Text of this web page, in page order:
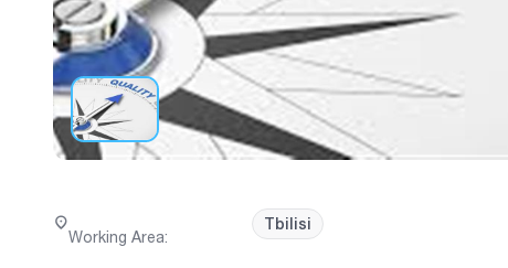
Working Area:
Tbilisi